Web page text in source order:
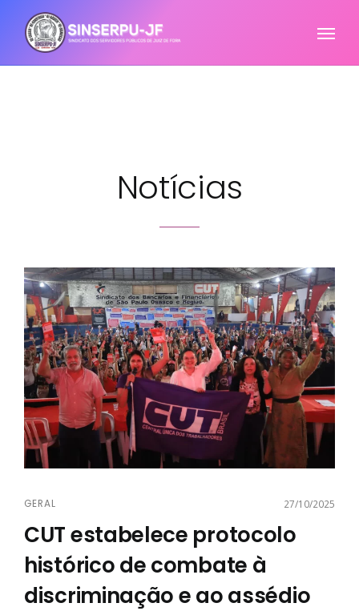
Notícias
GERAL 27/10/2025
CUT estabelece protocolo
histórico de combate à
discriminação e ao assédio